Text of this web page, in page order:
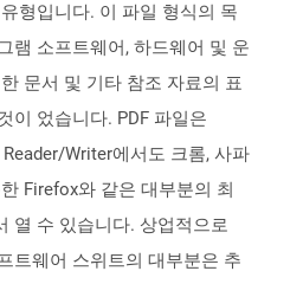
형입니다. 이 파일 형식의 목
램 소프트웨어, 하드웨어 및 운
문서 및 기타 참조 자료의 표
이 었습니다. PDF 파일은
Writer에서도 크롬, 사파
Firefox와 같은 대부분의 최
열 수 있습니다. 상업적으로
트웨어 스위트의 대부분은 추